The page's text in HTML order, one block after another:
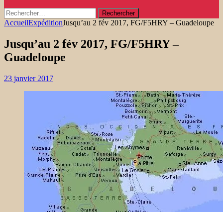
Rechercher :
AccueilExpéditionJusqu’au 2 fév 2017, FG/F5HRY – Guadeloupe
Jusqu’au 2 fév 2017, FG/F5HRY –
Guadeloupe
23 janvier 2017